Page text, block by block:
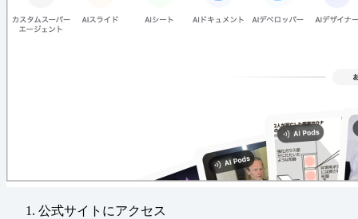
公式サイトにアクセス